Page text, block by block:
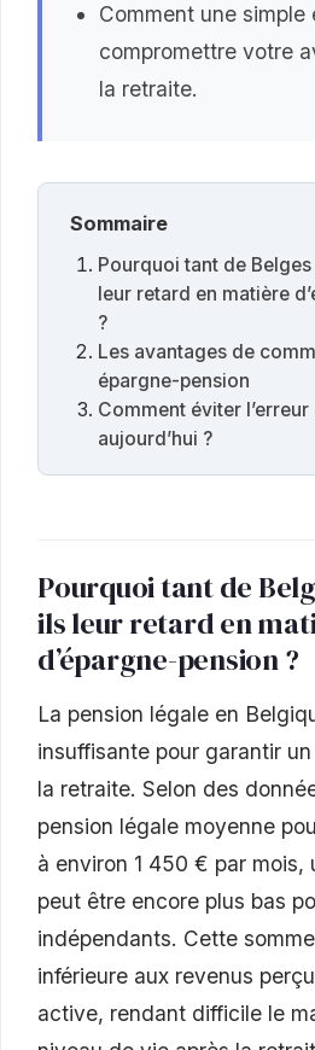
Comment une simple
compromettre votre
la retraite.
Sommaire
Pourquoi tant de
leur retard en matière
?
Les avantages de
épargne-pension
Comment éviter l’erreur
aujourd’hui ?
Pourquoi tant de
ils leur retard en
d’épargne-pension ?
La pension légale en
insuffisante pour garantir
la retraite. Selon des
pension légale moyenne
à environ 1 450 € par mois,
peut être encore plus bas
indépendants. Cette
inférieure aux revenus
active, rendant difficile le